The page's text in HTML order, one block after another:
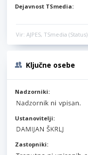
Dejavnost TSmedia:
Vir: AJPES, TSmedia (Status)
Ključne osebe
Nadzorniki:
Ustanovitelji:
Zastopniki: